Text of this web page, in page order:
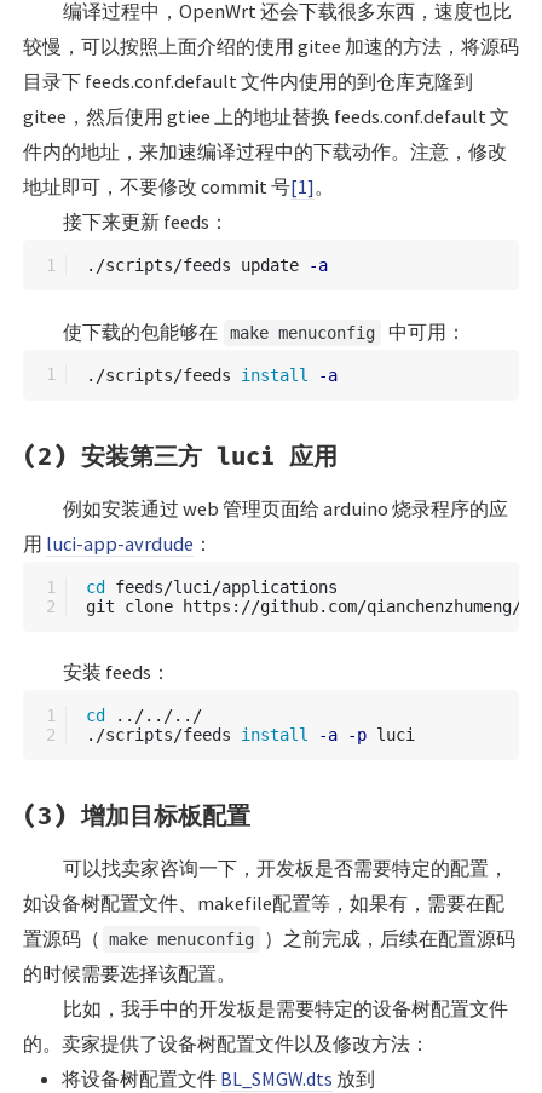
编译过程中，OpenWrt 还会下载很多东西，速度也比
较慢，可以按照上面介绍的使用 gitee 加速的方法，将源码
目录下 feeds.conf.default 文件内使用的到仓库克隆到
gitee，然后使用 gtiee 上的地址替换 feeds.conf.default 文
件内的地址，来加速编译过程中的下载动作。注意，修改
地址即可，不要修改 commit 号[1]。
接下来更新 feeds：
./scripts/feeds update -a
使下载的包能够在 make menuconfig 中可用：
./scripts/feeds install -a
(2) 安装第三方 luci 应用
例如安装通过 web 管理页面给 arduino 烧录程序的应
用 luci-app-avrdude ：
1
cd feeds/luci/applications
安装 feeds：
1
cd
../../../
./scripts/feeds install -a -p
(3) 增加目标板配置
可以找卖家咨询一下，开发板是否需要特定的配置，
如设备树配置文件、makefile配置等，如果有，需要在配
置源码（ make menuconfig
）之前完成，后续在配置源码
的时候需要选择该配置。
比如，我手中的开发板是需要特定的设备树配置文件
的。卖家提供了设备树配置文件以及修改方法：
将设备树配置文件 BL_SMGW.dts 放到